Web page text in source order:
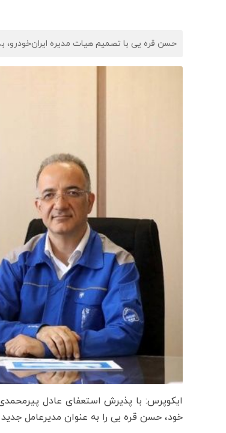
حسن قره یی با تصمیم هیات مدیره
ایکوپرس: با پذیرش استعفای عادل
خود، حسن قره یی را به عنوان مدیرعامل